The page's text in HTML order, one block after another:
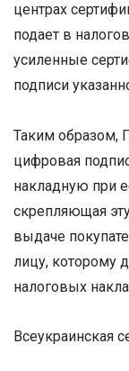
центрах
подает в
усиленные
подписи
Таким образом,
цифровая
накладную при
скрепляющая
выдаче
лицу, которому
налоговых
Всеукраинская